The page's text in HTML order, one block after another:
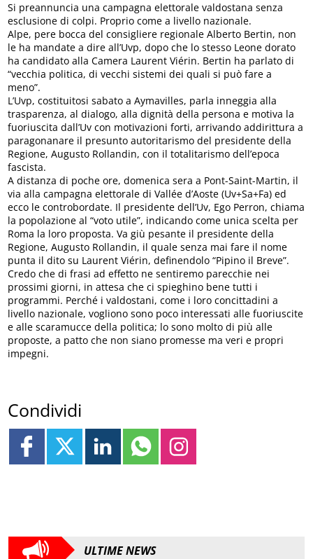
Si preannuncia una campagna elettorale valdostana senza
esclusione di colpi. Proprio come a livello nazionale.
Alpe, pere bocca del consigliere regionale Alberto Bertin, non
le ha mandate a dire all’Uvp, dopo che lo stesso Leone dorato
ha candidato alla Camera Laurent Viérin. Bertin ha parlato di
“vecchia politica, di vecchi sistemi dei quali si può fare a
meno”.
L’Uvp, costituitosi sabato a Aymavilles, parla inneggia alla
trasparenza, al dialogo, alla dignità della persona e motiva la
fuoriuscita dall’Uv con motivazioni forti, arrivando addirittura a
paragonanare il presunto autoritarismo del presidente della
Regione, Augusto Rollandin, con il totalitarismo dell’epoca
fascista.
A distanza di poche ore, domenica sera a Pont-Saint-Martin, il
via alla campagna elettorale di Vallée d’Aoste (Uv+Sa+Fa) ed
ecco le controbordate. Il presidente dell’Uv, Ego Perron, chiama
la popolazione al “voto utile”, indicando come unica scelta per
Roma la loro proposta. Va giù pesante il presidente della
Regione, Augusto Rollandin, il quale senza mai fare il nome
punta il dito su Laurent Viérin, definendolo “Pipino il Breve”.
Credo che di frasi ad effetto ne sentiremo parecchie nei
prossimi giorni, in attesa che ci spieghino bene tutti i
programmi. Perché i valdostani, come i loro concittadini a
livello nazionale, vogliono sono poco interessati alle fuoriuscite
e alle scaramucce della politica; lo sono molto di più alle
proposte, a patto che non siano promesse ma veri e propri
impegni.
Condividi
ULTIME NEWS